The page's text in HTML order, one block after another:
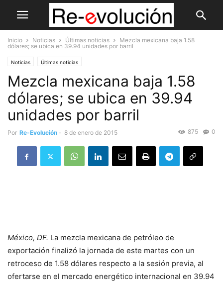
Inicio Noticias Últimas noticias
Mezcla mexicana baja 1.58
dólares; se ubica en 39.94 unidades por barril
Noticias Últimas noticias
Mezcla mexicana baja 1.58
dólares; se ubica en 39.94
unidades por barril
Por Re-Evolución - 8 de enero de 2015 0
875
México, DF. La mezcla mexicana de petróleo de
exportación finalizó la jornada de este martes con un
retroceso de 1.58 dólares respecto a la sesión previa, al
ofertarse en el mercado energético internacional en 39.94